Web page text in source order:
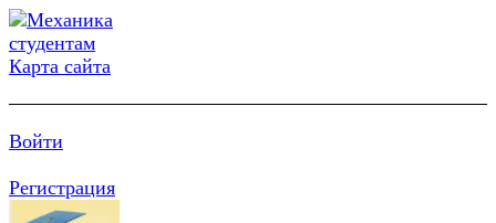
Карта сайта
Войти
Регистрация